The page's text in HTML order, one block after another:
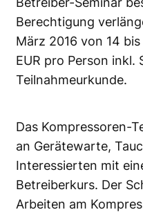
Berechtigung
März 2016 von 14
EUR pro Person inkl.
Teilnahmeurkunde.
Das Kompressoren-
an Gerätewarte,
Interessierten mit
Betreiberkurs. Der
Arbeiten am